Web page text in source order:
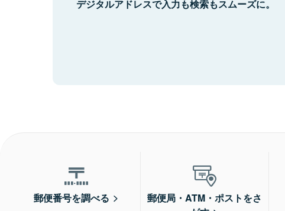
デジタルアドレスで入力も検索もスムーズに。
郵便番号を調べる
郵便局・ATM・ポストをさ